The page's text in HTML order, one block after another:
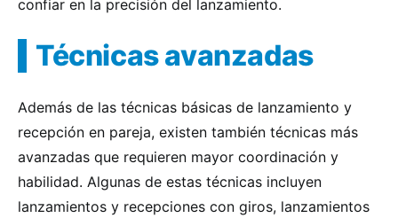
confiar en la precisión del lanzamiento.
Técnicas avanzadas
Además de las técnicas básicas de lanzamiento y
recepción en pareja, existen también técnicas más
avanzadas que requieren mayor coordinación y
habilidad. Algunas de estas técnicas incluyen
lanzamientos y recepciones con giros, lanzamientos